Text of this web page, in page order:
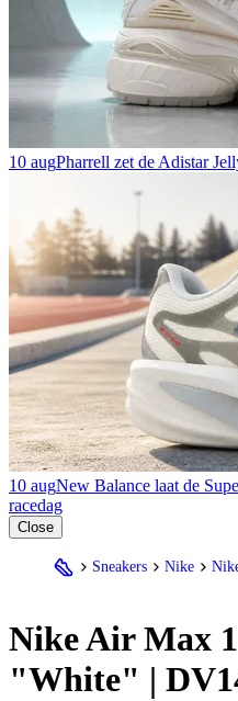
10 augPharrell zet de Adistar
10 augNew Balance laat de
racedag
Close
Sneakers Nike
NikeAir Max
"White" |